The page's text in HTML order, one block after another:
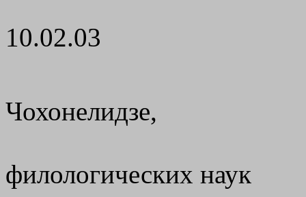
10.02.03
Чохонелидзе,
филологических наук